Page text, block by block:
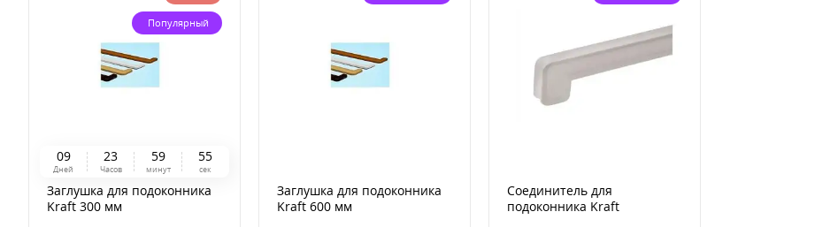
Популярный
09
Дней
23
Часов
59
минут
54
сек
Заглушка для подоконника
Kraft 300 мм
Заглушка для подоконника
Kraft 600 мм
Соединитель для
подоконника Kraft